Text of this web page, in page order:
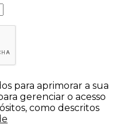
para aprimorar a sua
gerenciar o acesso
como descritos